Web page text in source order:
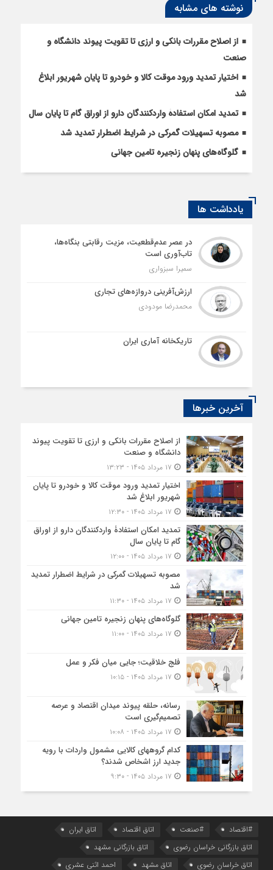
نوشته های مشابه
از اصلاح مقررات بانکی و ارزی تا تقویت پیوند دانشگاه و
صنعت
اختیار تمدید ورود موقت کالا و خودرو تا پایان شهریور ابلاغ
شد
تمدید امکان استفادۀ واردکنندگان دارو از اوراق گام تا پایان سال
مصوبه تسهیلات گمرکی در شرایط اضطرار تمدید شد
گلوگاه‌های پنهان زنجیره تامین جهانی
یادداشت ها
در عصر عدم‌قطعیت، مزیت رقابتی بنگاه‌ها،
تاب‌آوری است
سمیرا سبزواری
ارزش‌آفرینی دروازه‌های تجاری
محمدرضا مودودی
تاریکخانه آماری ایران
آخرین خبرها
از اصلاح مقررات بانکی و ارزی تا تقویت پیوند
دانشگاه و صنعت
اختیار تمدید ورود موقت کالا و خودرو تا پایان
شهریور ابلاغ شد
تمدید امکان استفادۀ واردکنندگان دارو از اوراق
گام تا پایان سال
مصوبه تسهیلات گمرکی در شرایط اضطرار تمدید
شد
گلوگاه‌های پنهان زنجیره تامین جهانی
فلج خلاقیت؛ جایی میان فکر و عمل
رسانه، حلقه پیوند میدان اقتصاد و عرصه
تصمیم‌گیری است
کدام گروههای کالایی مشمول واردات با رویه
جدید ارز اشخاص شدند؟
#اقتصاد #صنعت اتاق اقتصاد
اتاق ایران
اتاق بازرگانی خراسان رضوی
اتاق بازرگانی مشهد
اتاق خراسان رضوی
اتاق مشهد احمد اثنی عشری